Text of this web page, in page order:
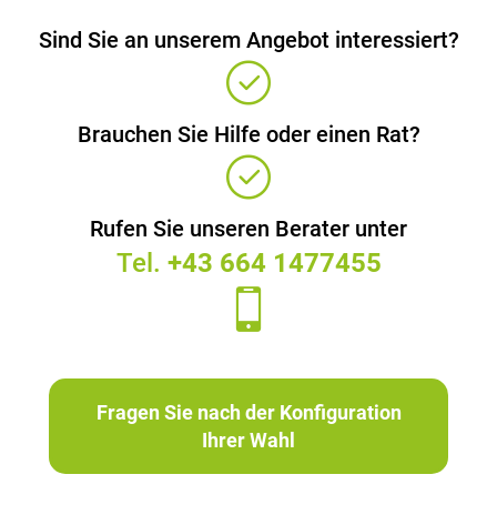
Sind Sie an unserem Angebot interessiert?
Brauchen Sie Hilfe oder einen Rat?
Rufen Sie unseren Berater unter
Tel. +43 664 1477455
Fragen Sie nach der Konfiguration
Ihrer Wahl